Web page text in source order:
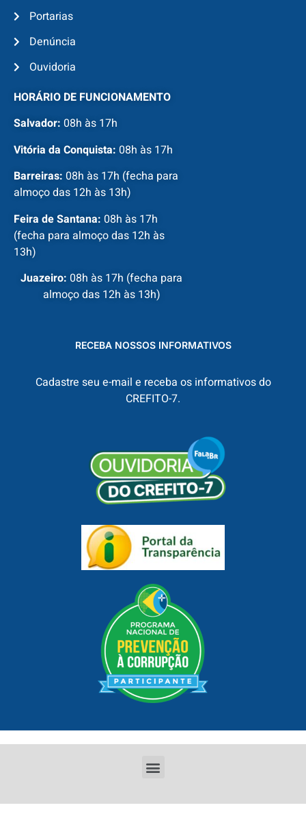
Portarias
Denúncia
Ouvidoria
HORÁRIO DE FUNCIONAMENTO
Salvador: 08h às 17h
Vitória da Conquista: 08h às 17h
Barreiras: 08h às 17h (fecha para
almoço das 12h às 13h)
Feira de Santana: 08h às 17h
(fecha para almoço das 12h às
13h)
Juazeiro: 08h às 17h (fecha para
almoço das 12h às 13h)
RECEBA NOSSOS INFORMATIVOS
Cadastre seu e-mail e receba os informativos do
CREFITO-7.